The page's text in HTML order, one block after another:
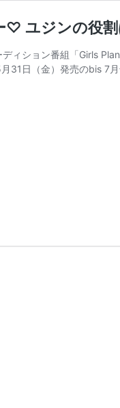
♡ ユジンの役
ディション番組「Girls
31日（金）発売のbis 7